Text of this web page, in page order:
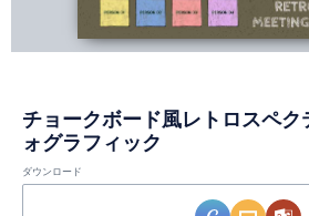
チョークボード風レトロスペ
ォグラフィック
ダウンロード